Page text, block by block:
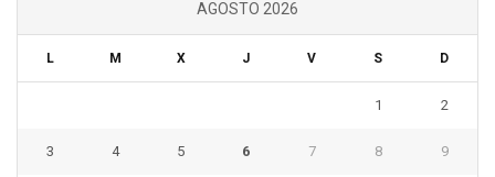
AGOSTO 2026
L M X J V S D
1 2
3 4 5 6 7 8 9